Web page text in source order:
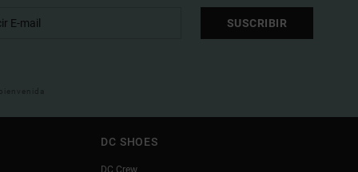
SUSCRIBIR
DC SHOES
DC Crew